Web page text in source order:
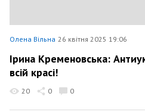
Олена Вільна 26 квітня 2025 19:06
Ірина Кременовська:
всій красі!
20 0 0